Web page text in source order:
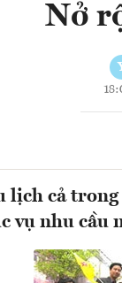
Nở
cả trong
vụ nhu